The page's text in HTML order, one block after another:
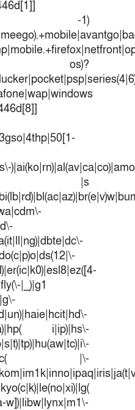
-1)
os)?
|s
|_)|g1
i|ip)|hs\-
|\-
w])|libw|lynx|m1\-